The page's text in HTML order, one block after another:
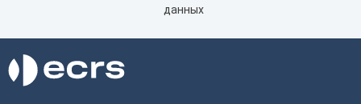
данных